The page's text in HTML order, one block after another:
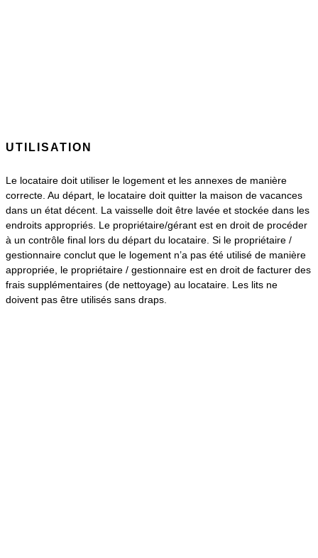
UTILISATION
Le locataire doit utiliser le logement et les annexes de manière
correcte. Au départ, le locataire doit quitter la maison de vacances
dans un état décent. La vaisselle doit être lavée et stockée dans les
endroits appropriés. Le propriétaire/gérant est en droit de procéder
à un contrôle final lors du départ du locataire. Si le propriétaire /
gestionnaire conclut que le logement n’a pas été utilisé de manière
appropriée, le propriétaire / gestionnaire est en droit de facturer des
frais supplémentaires (de nettoyage) au locataire. Les lits ne
doivent pas être utilisés sans draps.